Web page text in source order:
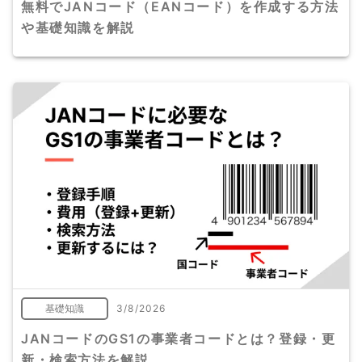
無料でJANコード（EANコード）を作成する方法
や基礎知識を解説
基礎知識 3/8/2026
JANコードのGS1の事業者コードとは？登録・更